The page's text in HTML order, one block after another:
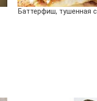
Баттерфиш, тушенная